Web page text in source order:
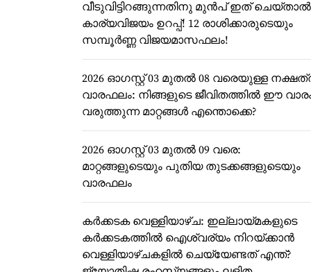
വീടുവിട്ടിറങ്ങുന്നതിനു മുൻപ് ഇത് ചെയ്താൽ
കാര്യവിജയം ഉറപ്പ്! 12 രാശിക്കാരുടെയും
സമ്പൂർണ്ണ വിജയമാസഫലം!
2026 ഓഗസ്റ്റ് 03 മുതൽ 08 വരെയുള്ള
വാരഫലം: നിങ്ങളുടെ ജീവിതത്തിൽ ഈ
വരുത്തുന്ന മാറ്റങ്ങൾ എന്തൊക്കെ?
2026 ഓഗസ്റ്റ് 03 മുതൽ 09 വരെ:
മാറ്റങ്ങളുടെയും പുതിയ തുടക്കങ്ങളുടെയും
വാരഫലം
കർക്കടക വെള്ളിയാഴ്ച: ഇല്ലായ്മകളുടെ
കർക്കടകത്തിൽ ഐശ്വര്യം നിറയ്ക്കാൻ
വെള്ളിയാഴ്ചകളിൽ ചെയ്യേണ്ടത് എന്ത്?